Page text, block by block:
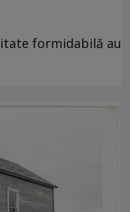
formidabilă au